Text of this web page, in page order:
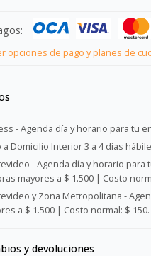
opciones de pago y planes de
- Agenda día y horario para tu
a Domicilio Interior 3 a 4 días
- Agenda día y horario para
mayores a $ 1.500 | Costo
y Zona Metropolitana -
a $ 1.500 | Costo normal: $ 150.
y devoluciones